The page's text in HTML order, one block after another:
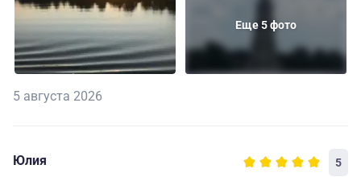
Еще 5 фото
5 августа 2026
Юлия 5